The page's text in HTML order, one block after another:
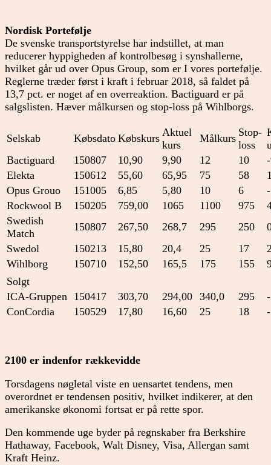
Nordisk Portefølje
De svenske transportstyrelse har indstillet, at man
reducerer hyppigheden af kontrolbesøg i synshallerne,
hvilket går ud over Opus Group, som er I vores portefølje.
Reglerne træder først i kraft i februar 2018, så faldet på
13,7 pct. er noget af en overreaktion. Bactiguard er på
salgslisten. Hæver målkursen og stop-loss på Wihlborgs.
Selskab Købsdato Købskurs Aktuel
kurs
Målkurs Stop-
loss
Bactiguard
150807 10,90 9,90 12 10
Elekta
150612 55,60 65,95 75 58
Opus Grouo
151005 6,85 5,80 10 6
Rockwool B
150205 759,00 1065 1100 975
Swedish
Match
150807 267,50 268,7 295 250
Swedol
150213 15,80 20,4 25 17
Wihlborg
150710 152,50 165,5 175 155
Solgt
ICA-Gruppen 150417 303,70 294,00 340,0 295
ConCordia
150529 17,80 16,60 25 18
2100 er indenfor rækkevidde
Torsdagens nøgletal viste en uensartet tendens, men
overordnet er tendensen positiv, hvilket indikerer, at den
amerikanske økonomi fortsat er på rette spor.
Den kommende uge byder på regnskaber fra Berkshire
Hathaway, Facebook, Walt Disney, Visa, Allergan samt
Kraft Heinz.